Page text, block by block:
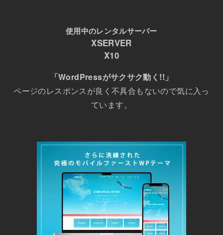
使用中のレンタルサーバー
XSERVER
X10
「WordPressがサクサク動く!!」
ページのレスポンスが良く不具合もないので気に入っ
ています。